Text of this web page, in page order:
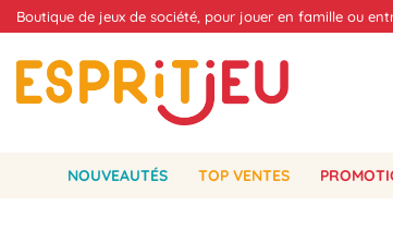
Boutique de jeux de société, pour jouer en famille ou
NOUVEAUTÉS TOP VENTES